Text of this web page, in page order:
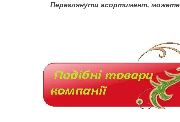
Переглянути асортимент,